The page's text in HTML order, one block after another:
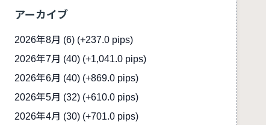
アーカイブ
2026年8月 (6) (+237.0 pips)
2026年7月 (40) (+1,041.0 pips)
2026年6月 (40) (+869.0 pips)
2026年5月 (32) (+610.0 pips)
2026年4月 (30) (+701.0 pips)